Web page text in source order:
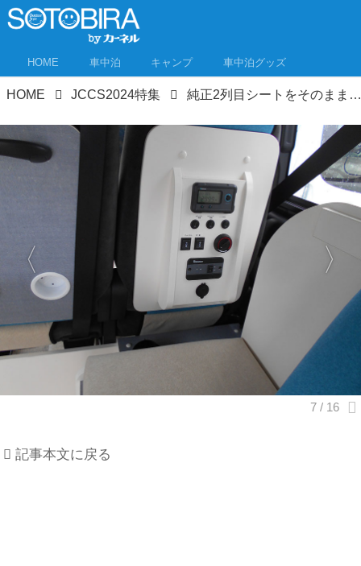
HOME 車中泊 キャンプ 車中泊グッズ
HOME JCCS2024特集 純正2列目シートをそのまま活用したバンコンは快適性と買いやすさを追求！ジャパンキャンピングカーショー2024
記事本文に戻る